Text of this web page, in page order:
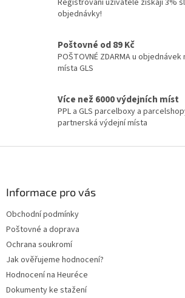
r
v
s
u
objednávky!
Poštovné od 89 Kč
POŠTOVNÉ ZDARMA u
místa GLS
Více než 6000 výdejních míst
PPL a GLS parcelboxy a
partnerská výdejní místa
Informace pro vás
Obchodní podmínky
Poštovné a doprava
Ochrana soukromí
Jak ověřujeme hodnocení?
Hodnocení na Heuréce
Dokumenty ke stažení